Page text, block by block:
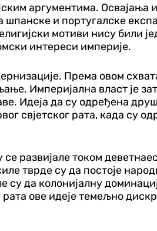
аргументима.
и португалске
мотиви нису били
интереси империје.
Према овом
Империјална власт је
Идеја да су одређена
свјетског рата, када су
се развијале током
тврде су да постоје
су да колонијалну
ове идеје темељно